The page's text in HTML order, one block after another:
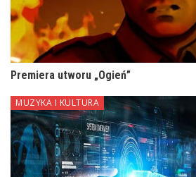
Premiera utworu „Ogień”
MUZYKA I KULTURA